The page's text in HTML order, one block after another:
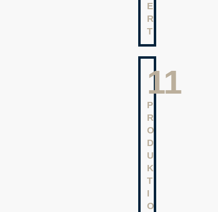
E
R
T
13
P
R
O
D
U
K
T
I
O